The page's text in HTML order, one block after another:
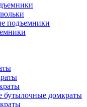
подъемники
бутылочные домкраты